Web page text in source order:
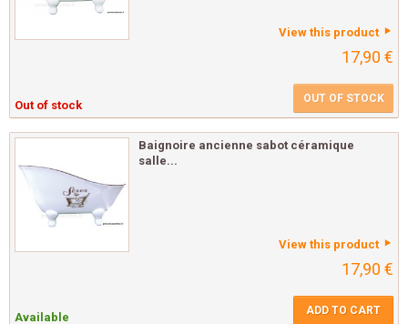
View this product
17,90 €
Out of stock OUT OF STOCK
Baignoire ancienne sabot céramique
salle...
View this product
17,90 €
Available ADD TO CART